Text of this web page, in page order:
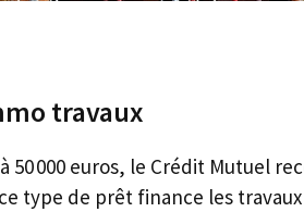
travaux
50 000 euros, le Crédit Mutuel
type de prêt finance les travaux